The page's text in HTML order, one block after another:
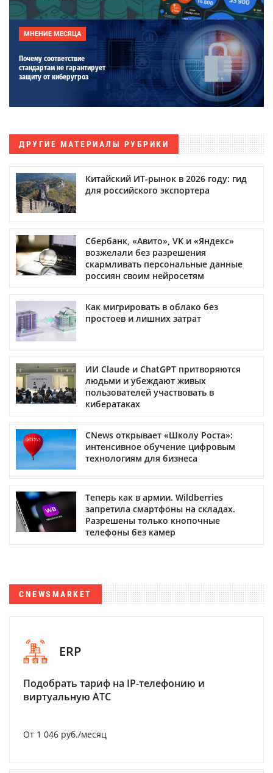
МНЕНИЕ МЕСЯЦА
Почему соответствие
стандартам не гарантирует
защиту от киберугроз
ДРУГИЕ МАТЕРИАЛЫ РУБРИКИ
Китайский ИТ-рынок в 2026 году: гид
для российского экспортера
Сбербанк, «Авито», VK и «Яндекс»
возжелали без разрешения
скармливать персональные данные
россиян своим нейросетям
Как мигрировать в облако без
простоев и лишних затрат
ИИ Claude и ChatGPT притворяются
людьми и убеждают живых
пользователей участвовать в
кибератаках
CNews открывает «Школу Роста»:
интенсивное обучение цифровым
технологиям для бизнеса
Теперь как в армии. Wildberries
запретила смартфоны на складах.
Разрешены только кнопочные
телефоны без камер
CNEWSMARKET
ERP
Подобрать тариф на IP-телефонию и
виртуальную АТС
От 1 046 руб./месяц